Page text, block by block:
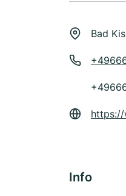
Bad
https://
Info